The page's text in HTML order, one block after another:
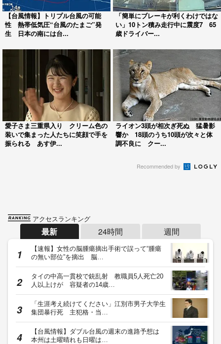
【台風情報】トリプル台風の可能
性 熱帯低気圧“台風のたまご”発
生 日本の南には台...
「簡単にブレーキが利くわけではな
い」10トン積み走行中に震度7 65
歳ドライバー...
愛子さま三重県入り クリーム色の
装いで集まった人たちに笑顔で手を
振られる あす伊...
ライオン3頭が相次ぎ死ぬ 猛暑影
響か 18頭のうち10頭が次々と体
調不良に クー...
Recommended by
アクセスランキング
最新 24時間 週間
【速報】女性の脳腫瘍摘出手術で誤って“腫瘍
の無い部位”を摘出 脳…
タイの中高一貫校で銃乱射 教職員5人死亡20
人以上けが 容疑者の14歳…
「生涯考え続けてください」江別市男子大学生
集団暴行死 主犯格・当…
【台風情報】ダブル台風の週末の進路予想は
本州は土曜晴れも日曜は…